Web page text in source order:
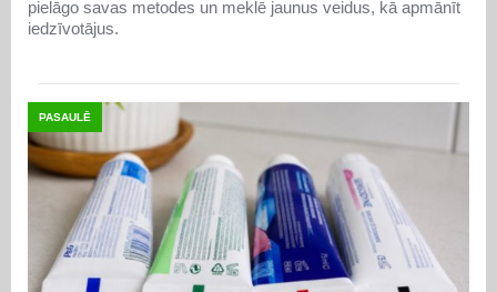
pielāgo savas metodes un meklē jaunus veidus, kā apmānīt
iedzīvotājus.
PASAULĒ